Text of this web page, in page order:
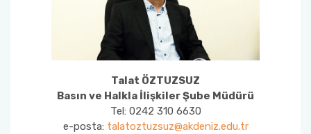
Talat ÖZTUZSUZ
Basın ve Halkla İlişkiler Şube Müdürü
Tel: 0242 310 6630
e-posta: talatoztuzsuz@akdeniz.edu.tr